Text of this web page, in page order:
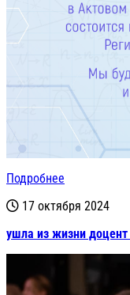
Подробнее
17 октября 2024
ушла из жизни